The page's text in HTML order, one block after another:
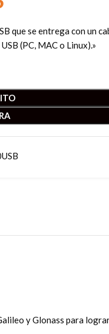
que se entrega con un
(PC, MAC o Linux).»
y Glonass para